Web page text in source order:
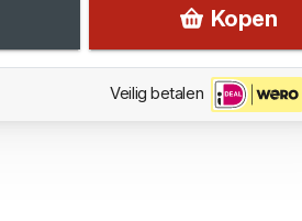
Kopen
Veilig betalen